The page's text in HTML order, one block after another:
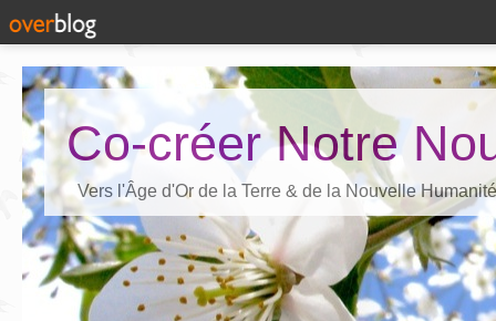
Co-créer Notre
Vers l'Âge d'Or de la Terre & de la Nouvelle Humanité